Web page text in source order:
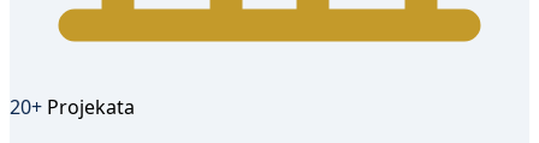
20+ Projekata